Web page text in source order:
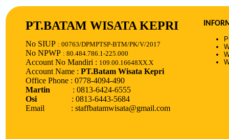
PT.BATAM WISATA KEPRI
No SIUP : 00763/DPMPTSP-BTM/PK/V/2017
No NPWP : 80.484.786.1-225.000
Account No Mandiri : 109.00.16648XX.X
Account Name : PT.Batam Wisata Kepri
Office Phone : 0778-4094-490
Martin
: 0813-6424-6555
Osi
: 0813-6443-5684
Email : staffbatamwisata@gmail.com